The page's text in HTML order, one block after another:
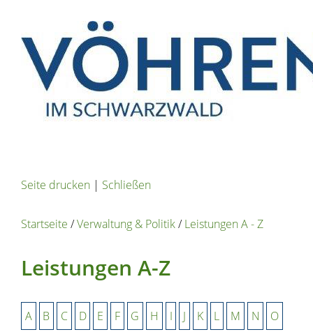
Seite drucken | Schließen
Startseite /Verwaltung & Politik/Leistungen A - Z
Leistungen A-Z
A B C D E F G H I J K L M N O